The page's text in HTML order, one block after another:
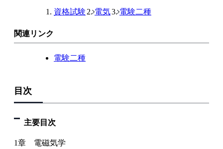
資格試験 電気 電験二種
関連リンク
電験二種
目次
主要目次
1章 電磁気学